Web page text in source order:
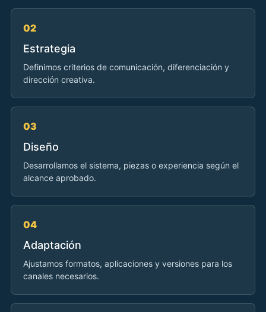
02
Estrategia
Definimos criterios de comunicación, diferenciación y
dirección creativa.
03
Diseño
Desarrollamos el sistema, piezas o experiencia según el
alcance aprobado.
04
Adaptación
Ajustamos formatos, aplicaciones y versiones para los
canales necesarios.